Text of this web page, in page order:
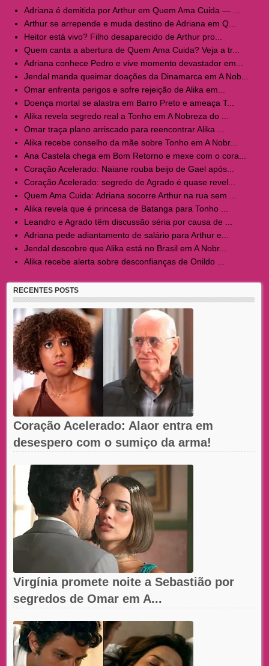
Adriana é demitida por Arthur em Quem Ama Cuida — ...
Arthur se arrepende e muda destino de Adriana em Q...
Heitor está vivo? Filho desaparecido de Arthur pro...
Quem canta a abertura de Quem Ama Cuida? Veja a tr...
Adriana conhece Pedro e vive momento devastador em...
Jendal manda queimar doações da Dinamarca em A Nob...
Omar enfrenta perigos e sofre rejeição de Alika em...
Doença mortal se alastra em Barro Preto e ameaça T...
Alika revela segredo real a Tonho em A Nobreza do ...
Omar traça plano arriscado para reencontrar Alika ...
Alika recebe conselho da mãe sobre Tonho em A Nobr...
Ana Castela chega em Bom Retorno e mexe com o cora...
Coração Acelerado: Naiane rouba beijo de Gael após...
Coração Acelerado: segredo de Agrado é quase revel...
Quem Ama Cuida: Adriana socorre Arthur na rua sem ...
Alika revela que é princesa de Batanga para Tonho ...
Leandro e Agrado têm discussão séria por causa de ...
Adriana pede adiantamento de salário para Arthur e...
Jendal descobre que Alika está no Brasil em A Nobr...
Alika recebe alerta sobre desconfianças de Onildo ...
RECENTES POSTS
Coração Acelerado: Alaor entra em
desespero com o sumiço da arma!
Virgínia promete noite a Sebastião por
segredos de Omar em A...